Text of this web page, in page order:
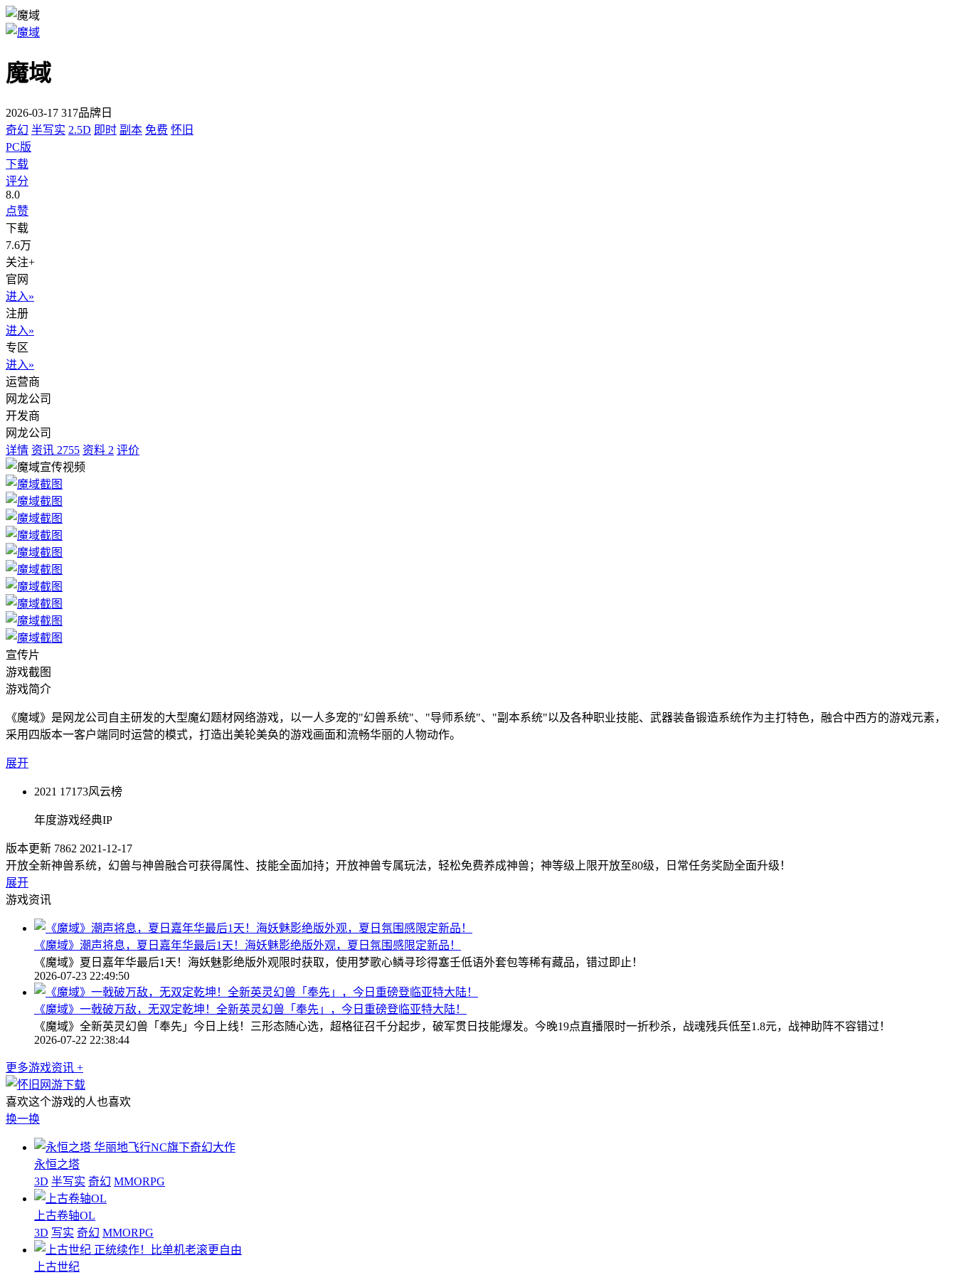
魔域
2026-03-17 317品牌日
奇幻 半写实 2.5D 即时 副本 免费 怀旧
PC版
下载
评分
8.0
点赞
下载
7.6万
关注+
官网
进入»
注册
进入»
专区
进入»
运营商
网龙公司
开发商
网龙公司
详情 资讯 2755 资料 2 评价
宣传片
游戏截图
游戏简介
《魔域》是网龙公司自主研发的大型魔幻题材网络游戏，以一人多宠的"幻兽系统"、"导师系统"、"副本系统"以及各种职业技能、武器装备锻造系统作为主打特色，融合中西方的游戏元素，
采用四版本一客户端同时运营的模式，打造出美轮美奂的游戏画面和流畅华丽的人物动作。
展开
2021 17173风云榜
年度游戏经典IP
版本更新 7862 2021-12-17
开放全新神兽系统，幻兽与神兽融合可获得属性、技能全面加持；开放神兽专属玩法，轻松免费养成神兽；神等级上限开放至80级，日常任务奖励全面升级！
展开
游戏资讯
《魔域》潮声将息，夏日嘉年华最后1天！海妖魅影绝版外观，夏日氛围感限定新品！
《魔域》夏日嘉年华最后1天！海妖魅影绝版外观限时获取，使用梦歌心鳞寻珍得塞壬低语外套包等稀有藏品，错过即止！
2026-07-23 22:49:50
《魔域》一戟破万敌，无双定乾坤！全新英灵幻兽「奉先」，今日重磅登临亚特大陆！
《魔域》全新英灵幻兽「奉先」今日上线！三形态随心选，超格征召千分起步，破军贯日技能爆发。今晚19点直播限时一折秒杀，战魂残兵低至1.8元，战神助阵不容错过！
2026-07-22 22:38:44
更多游戏资讯 +
喜欢这个游戏的人也喜欢
换一换
华丽地飞行NC旗下奇幻大作
永恒之塔
3D 半写实 奇幻 MMORPG
上古卷轴OL
3D 写实 奇幻 MMORPG
正统续作！比单机老滚更自由
上古世纪